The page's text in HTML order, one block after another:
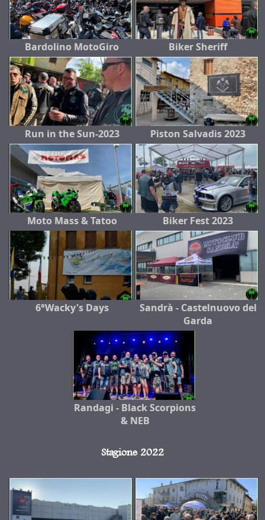
Bardolino MotoGiro Biker Sheriff
Run in the Sun-2023 Piston Salvadis 2023
Moto Mass & Tatoo Biker Fest 2023
6°Wacky's Days
Sandrà - Castelnuovo del
Garda
Randagi - Black Scorpions
& NEB
Stagione 2022